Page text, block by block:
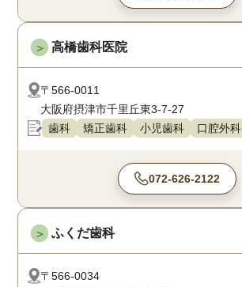
＞ 高橋歯科医院
〒566-0011
大阪府摂津市千里丘東3-7-27
歯科
矯正歯科 小児歯科 口腔外科
072-626-2122
＞ ふくだ歯科
〒566-0034